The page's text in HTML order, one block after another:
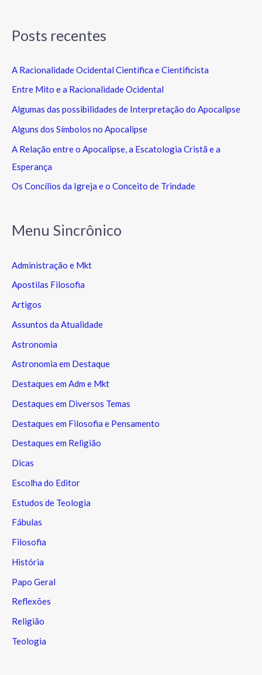
Posts recentes
A Racionalidade Ocidental Científica e Cientificista
Entre Mito e a Racionalidade Ocidental
Algumas das possibilidades de Interpretação do Apocalipse
Alguns dos Símbolos no Apocalipse
A Relação entre o Apocalipse, a Escatologia Cristã e a
Esperança
Os Concílios da Igreja e o Conceito de Trindade
Menu Sincrônico
Administração e Mkt
Apostilas Filosofia
Artigos
Assuntos da Atualidade
Astronomia
Astronomia em Destaque
Destaques em Adm e Mkt
Destaques em Diversos Temas
Destaques em Filosofia e Pensamento
Destaques em Religião
Dicas
Escolha do Editor
Estudos de Teologia
Fábulas
Filosofia
História
Papo Geral
Reflexões
Religião
Teologia